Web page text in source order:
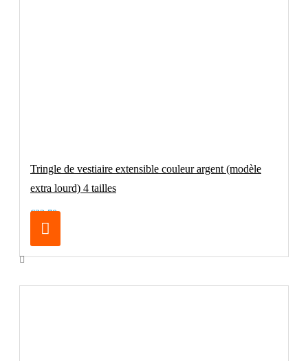
Tringle de vestiaire extensible couleur argent (modèle
extra lourd) 4 tailles
€32.70